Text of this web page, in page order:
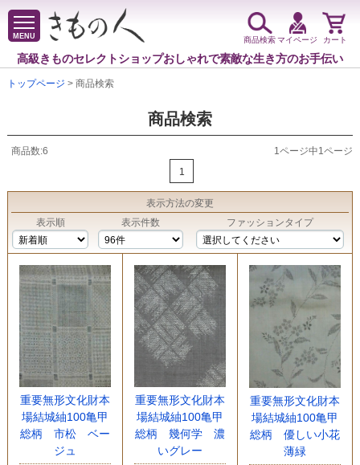
MENU
高級きものセレクトショップおしゃれで素敵な生き方のお手伝い
商品検索マイページ カート
トップページ > 商品検索
商品検索
商品数:6
1ページ中1ページ
1
表示方法の変更
表示順
表示件数 ファッションタイプ
重要無形文化財本
場結城紬100亀甲
総柄 市松 ベー
ジュ
重要無形文化財本
場結城紬100亀甲
総柄 幾何学 濃
いグレー
重要無形文化財本
場結城紬100亀甲
総柄 優しい小花
薄緑